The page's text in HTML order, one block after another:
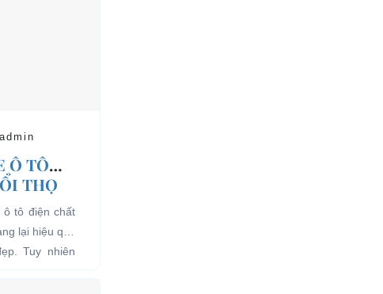
Ô TÔ
THỌ
ô tô điện chất
lại hiệu quả
Tuy nhiên